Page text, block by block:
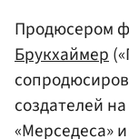
Продюсером
Брукхаймер
создателей
«Мерседеса»